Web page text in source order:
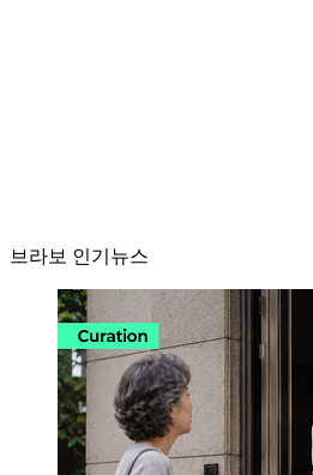
브라보 인기뉴스